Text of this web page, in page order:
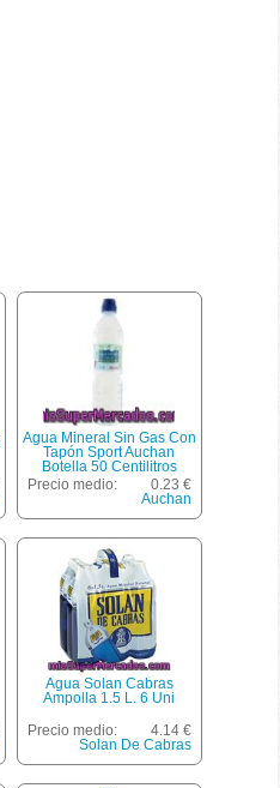
Agua Mineral Sin Gas Con
Tapón Sport Auchan
Botella 50 Centilitros
Precio medio:
0.23 €
Auchan
Agua Solan Cabras
Ampolla 1.5 L. 6 Uni
Precio medio:
4.14 €
Solan De Cabras